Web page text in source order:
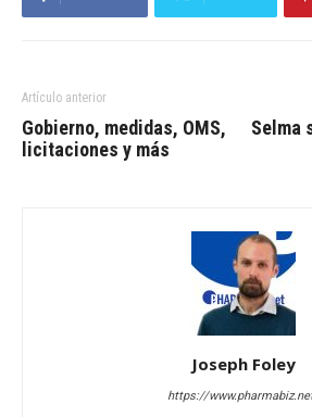
Artículo anterior
Gobierno, medidas, OMS,
licitaciones y más
Selma
Joseph Foley
https://